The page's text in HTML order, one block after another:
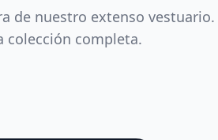
de nuestro extenso
colección completa.